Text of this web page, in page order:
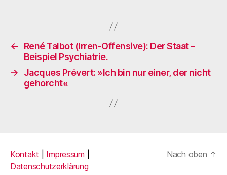
←
René Talbot (Irren-Offensive): Der Staat –
Beispiel Psychiatrie.
→
Jacques Prévert: »Ich bin nur einer, der nicht
gehorcht«
Kontakt Impressum
Datenschutzerklärung
Nach oben ↑